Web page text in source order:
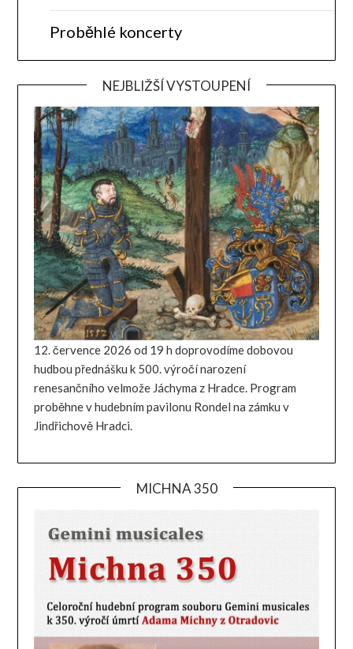
Proběhlé koncerty
NEJBLIŽŠÍ VYSTOUPENÍ
12. července 2026 od 19 h doprovodíme dobovou
hudbou přednášku k 500. výročí narození
renesančního velmože Jáchyma z Hradce. Program
proběhne v hudebním pavilonu Rondel na zámku v
Jindřichově Hradci.
MICHNA 350